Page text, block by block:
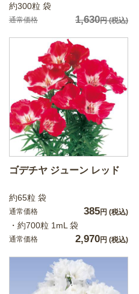
約300粒 袋
通常価格 1,630円(税込)
ゴデチヤ ジューン レッド
約65粒 袋
通常価格 385円 (税込)
・約700粒 1mL 袋
通常価格 2,970円 (税込)